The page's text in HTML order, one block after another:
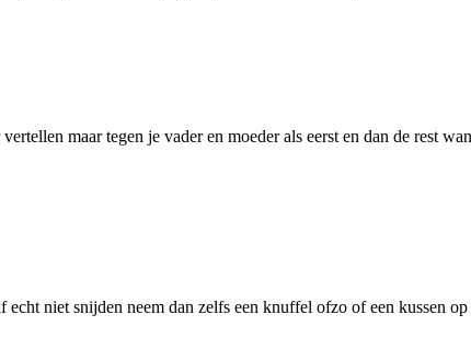
maar tegen je vader en moeder als eerst en dan de rest
niet snijden neem dan zelfs een knuffel ofzo of een kussen